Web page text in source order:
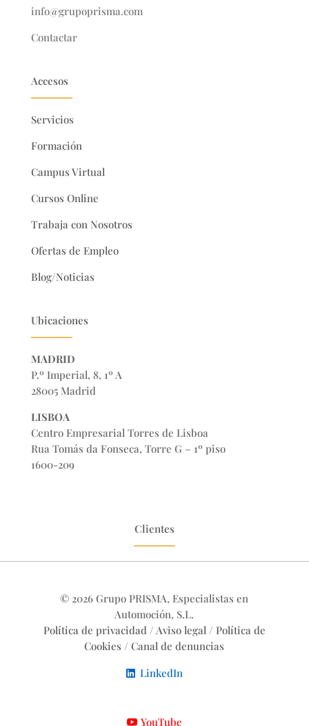
info@grupoprisma.com
Contactar
Accesos
Servicios
Formación
Campus Virtual
Cursos Online
Trabaja con Nosotros
Ofertas de Empleo
Blog/Noticias
Ubicaciones
MADRID
P.º Imperial, 8, 1º A
28005 Madrid
LISBOA
Centro Empresarial Torres de Lisboa
Rua Tomás da Fonseca, Torre G – 1º piso
1600-209
Clientes
© 2026 Grupo PRISMA, Especialistas en
Automoción, S.L.
Política de privacidad/ Aviso legal/ Política de
Cookies/Canal de denuncias
LinkedIn
YouTube